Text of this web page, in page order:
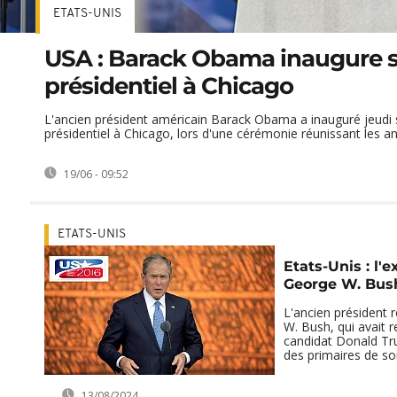
ETATS-UNIS
USA : Barack Obama inaugure
présidentiel à Chicago
L'ancien président américain Barack Obama a inauguré jeudi
présidentiel à Chicago, lors d'une cérémonie réunissant les
19/06 - 09:52
ETATS-UNIS
Etats-Unis :
George W.
L'ancien président
W. Bush, qui avait
candidat Donald
des primaires de